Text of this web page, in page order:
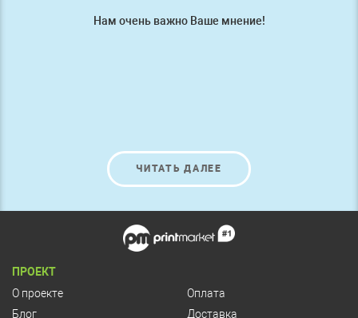
Нам очень важно Ваше мнение!
ЧИТАТЬ ДАЛЕЕ
ПРОЕКТ
О проекте
Блог
Оплата
Доставка